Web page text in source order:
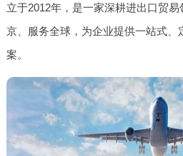
立于2012年，是一家深耕进出口贸
京、服务全球，为企业提供一站式、
案。